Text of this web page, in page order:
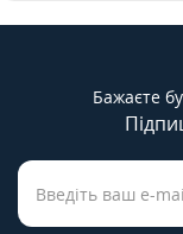
Бажаєте